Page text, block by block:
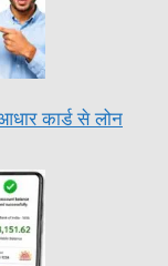
कार्ड से लोन